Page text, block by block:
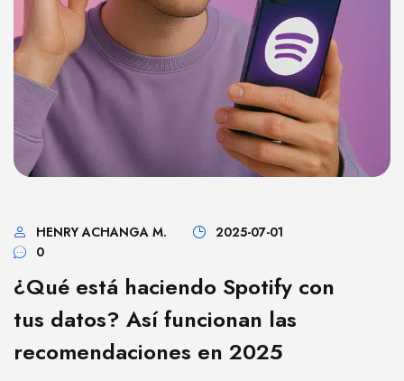
HENRY ACHANGA M.
2025-07-01
0
¿Qué está haciendo Spotify con
tus datos? Así funcionan las
recomendaciones en 2025